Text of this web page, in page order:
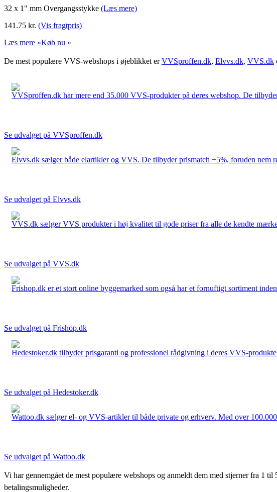
32 x 1" mm Overgangsstykke (Læs mere)
141.75 kr. (Vis fragtpris)
Læs mere »Køb nu »
De mest populære VVS-webshops i øjeblikket erVVSproffen.dk, Elvvs.dk, VVS.dk
VVSproffen.dk har mere end 35.000 VVS-produkter på deres webshop. De
Se udvalget på VVSproffen.dk
Elvvs.dk sælger både elartikler og VVS. De tilbyder prismatch +5%, foruden nem
Se udvalget på Elvvs.dk
VVS.dk sælger VVS produkter i høj kvalitet til gode priser fra alle de kendte
Se udvalget på VVS.dk
Frishop.dk er et stort online byggemarked som også har et fornuftigt sortiment
Se udvalget på Frishop.dk
Hedestoker.dk tilbyder prisgaranti og professionel rådgivning i deres VVS-
Se udvalget på Hedestoker.dk
Wattoo.dk sælger el- og VVS-artikler til både private og erhverv. Med over
Se udvalget på Wattoo.dk
Vi har gennemgået de mest populære webshops og anmeldt dem med stjerner fra 1
betalingsmuligheder.